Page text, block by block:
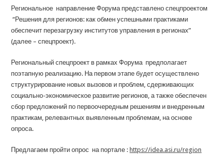
Региональное направление Форума представлено спецпроектом
“Решения для регионов: как обмен успешными практиками
обеспечит перезагрузку институтов управления в регионах”
(далее – спецпроект).
Региональный спецпроект в рамках Форума предполагает
поэтапную реализацию. На первом этапе будет осуществлено
структурирование новых вызовов и проблем, сдерживающих
социально-экономическое развитие регионов, а также обеспечен
сбор предложений по первоочередным решениям и внедренным
практикам, релевантных выявленным проблемам, на основе
опроса.
Предлагаем пройти опрос на портале : https://idea.asi.ru/region